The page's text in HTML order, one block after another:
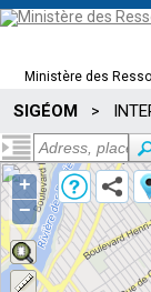
Ministère des
SIGÉOM >
+
−